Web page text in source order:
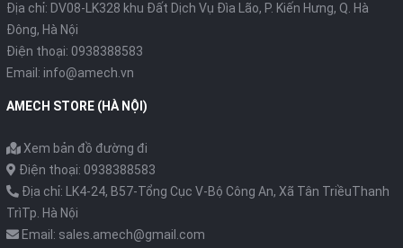
Địa chỉ: DV08-LK328 khu Đất Dịch Vụ Đìa Lão, P. Kiến Hưng, Q. Hà
Đông, Hà Nội
Điện thoại: 0938388583
Email: info@amech.vn
AMECH STORE (HÀ NỘI)
Xem bản đồ đường đi
Điện thoại: 0938388583
Địa chỉ: LK4-24, B57-Tổng Cục V-Bộ Công An, Xã Tân TriềuThanh
TrìTp. Hà Nội
Email: sales.amech@gmail.com